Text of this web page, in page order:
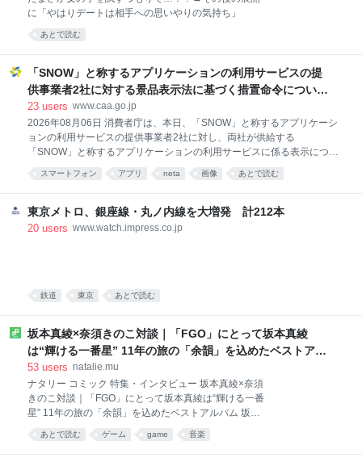
された。逮捕された男の捜査は同機関が主導する。 ド
イツでは、特にロシアからの妨害工作、諜報活動、世
論誘導の脅威が高まっているとの見方が強まってお
機の近くから爆薬を積ん
に「やはりデートは相手への思いやりの気持ち」
あとで読む
「SNOW」と称するアプリケーションの利用サービスの提
供事業者2社に対する景品表示法に基づく措置命令について
| 消費者庁
23 users www.caa.go.jp
2026年08月06日 消費者庁は、本日、「SNOW」と称するアプリケーシ
ョンの利用サービスの提供事業者2社に対し、両社が供給する
「SNOW」と称するアプリケーションの利用サービスに係る表示につい
て、それぞれ、景品表示法に違反する行為(同法第5条第3号(ステルスマ
ーケティング告示)に該当)が認められたことから、同法第7条第1項の規
プリケーションの利用サービスの提供事業者2社に対する景品表示法に
基づく措置命令について[PDF:2.0 MB]
スマートフォン アプリ neta 画像 あとで読む
東京メトロ、銀座線・丸ノ内線を大増発 計212本
20 users www.watch.impress.co.jp
鉄道 東京 あとで読む
坂本真綾×奈須きのこ対談｜「FGO」にとって坂本真綾
は“輝ける一番星” 11年の旅の「余韻」を込めたベストアル
バム - コミックナタリー 特集・インタビュー
53 users natalie.mu
ナタリー コミック 特集・インタビュー 坂本真綾×奈須
きのこ対談｜「FGO」にとって坂本真綾は“輝ける一番
星” 11年の旅の「余韻」を込めたベストアルバム 坂本
真綾「『Fate/Grand Order』主題歌ベストアルバム 余
韻」 PR 2026年8月6日 坂本真綾がスマートフォン向
あとで読む ゲーム game 音楽